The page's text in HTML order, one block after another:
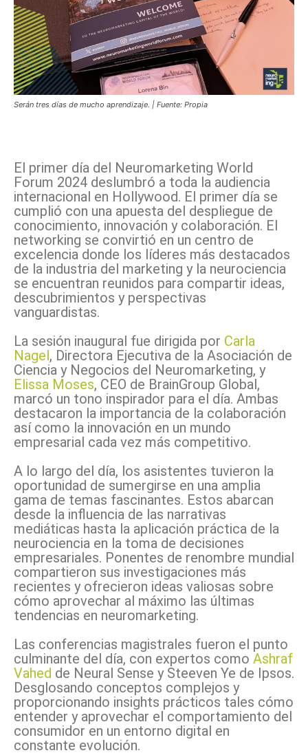
Serán tres días de mucho aprendizaje. | Fuente: Propia
El primer día del Neuromarketing World
Forum 2024 deslumbró a toda la audiencia
internacional en Hollywood. El primer día se
cumplió con una apuesta del despliegue de
conocimiento, innovación y colaboración. El
networking se convirtió en un centro de
excelencia donde los líderes más destacados
de la industria del marketing y la neurociencia
se encuentran reunidos para compartir ideas,
descubrimientos y perspectivas
vanguardistas.
La sesión inaugural fue dirigida por Carla
Nagel, Directora Ejecutiva de la Asociación de
Ciencia y Negocios del Neuromarketing, y
Elissa Moses, CEO de BrainGroup Global,
marcó un tono inspirador para el día. Ambas
destacaron la importancia de la colaboración
así como la innovación en un mundo
empresarial cada vez más competitivo.
A lo largo del día, los asistentes tuvieron la
oportunidad de sumergirse en una amplia
gama de temas fascinantes. Estos abarcan
desde la influencia de las narrativas
mediáticas hasta la aplicación práctica de la
neurociencia en la toma de decisiones
empresariales. Ponentes de renombre mundial
compartieron sus investigaciones más
recientes y ofrecieron ideas valiosas sobre
cómo aprovechar al máximo las últimas
tendencias en neuromarketing.
Las conferencias magistrales fueron el punto
culminante del día, con expertos como Ashraf
Vahed de Neural Sense y Steeven Ye de Ipsos.
Desglosando conceptos complejos y
proporcionando insights prácticos tales cómo
entender y aprovechar el comportamiento del
consumidor en un entorno digital en
constante evolución.